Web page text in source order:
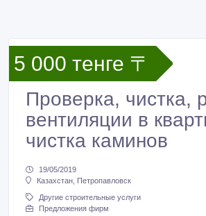
5 000 тенге 〒
Проверка, чистка,
вентиляции в
чистка каминов
19/05/2019
Казахстан, Петропавловск
Другие строительные услуги
Предложения фирм